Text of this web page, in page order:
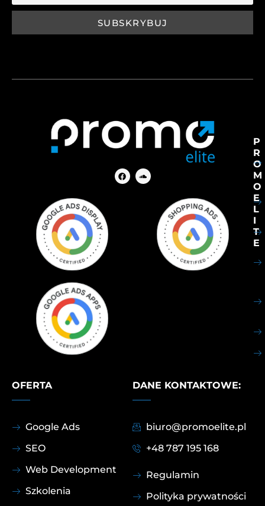
P
R
O
M
O
E
L
I
T
E
OFERTA
Google Ads
SEO
Web Development
Szkolenia
DANE KONTAKTOWE:
biuro@promoelite.pl
+48 787 195 168
Regulamin
Polityka prywatności